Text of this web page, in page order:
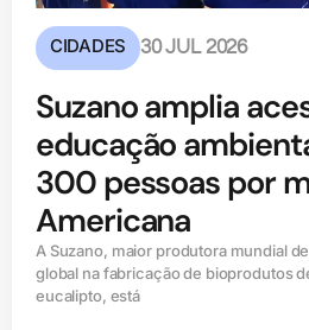
CIDADES 30 JUL 2026
Suzano amplia
educação
300 pessoas por
Americana
A Suzano, maior produtora mundial
global na fabricação de bioprodutos
eucalipto, está